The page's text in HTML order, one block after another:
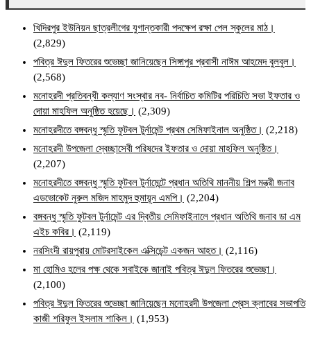
খিদিরপুর ইউনিয়ন ছাত্রলীগের যুগান্তকারী পদক্ষেপ রক্ষা পেল স্কুলের মাঠ।
(2,829)
পবিত্র ঈদুল ফিতরের শুভেচ্ছা জানিয়েছেন সিঙ্গাপুর প্রবাসী নাঈম আহমেদ বুলবুল।
(2,568)
মনোহরদী প্রতিবন্ধী কল্যাণ সংস্থার নব- নির্বাচিত কমিটির পরিচিতি সভা ইফতার ও
দোয়া মাহফিল অনুষ্ঠিত হয়েছে। (2,309)
মনোহরদীতে বঙ্গবন্ধু স্মৃতি ফুটবল টুর্নামেন্ট প্রথম সেমিফাইনাল অনুষ্ঠিত। (2,218)
মনোহরদী উপজেলা স্বেচ্ছাসেবী পরিষদের ইফতার ও দোয়া মাহফিল অনুষ্ঠিত।
(2,207)
মনোহরদীতে বঙ্গবন্ধু স্মৃতি ফুটবল টুর্নামেন্টে প্রধান অতিথি মাননীয় শিল্প মন্ত্রী জনাব
এডভোকেট নুরুল মজিদ মাহমুদ হুমায়ূন এমপি। (2,204)
বঙ্গবন্ধু স্মৃতি ফুটবল টুর্নামেন্ট এর দ্বিতীয় সেমিফাইনালে প্রধান অতিথি জনাব ডা এম
এইচ কবির। (2,119)
নরসিংদী রায়পুরায় মোটরসাইকেল এক্সিডেন্ট একজন আহত। (2,116)
মা হোমিও হলের পক্ষ থেকে সবাইকে জানাই পবিত্র ঈদুল ফিতরের শুভেচ্ছা।
(2,100)
পবিত্র ঈদুল ফিতরের শুভেচ্ছা জানিয়েছেন মনোহরদী উপজেলা প্রেস ক্লাবের সভাপতি
কাজী শরিফুল ইসলাম শাকিল। (1,953)